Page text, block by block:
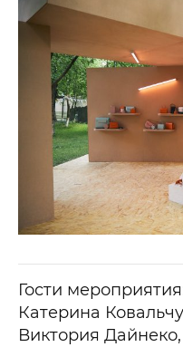
Гости
Катерина
Виктория